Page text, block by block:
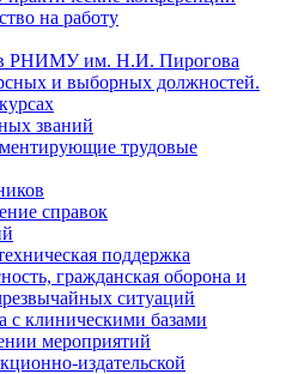
на работу
РНИМУ им. Н.И. Пирогова
и выборных должностей.
званий
трудовые
справок
поддержка
гражданская оборона и
ситуаций
с клиническими базами
мероприятий
издательской